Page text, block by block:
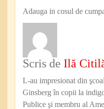
Adauga in cosul de
Scris de Ilă
L-au impresionat din
Ginsberg în copii la
Publice şi membru al